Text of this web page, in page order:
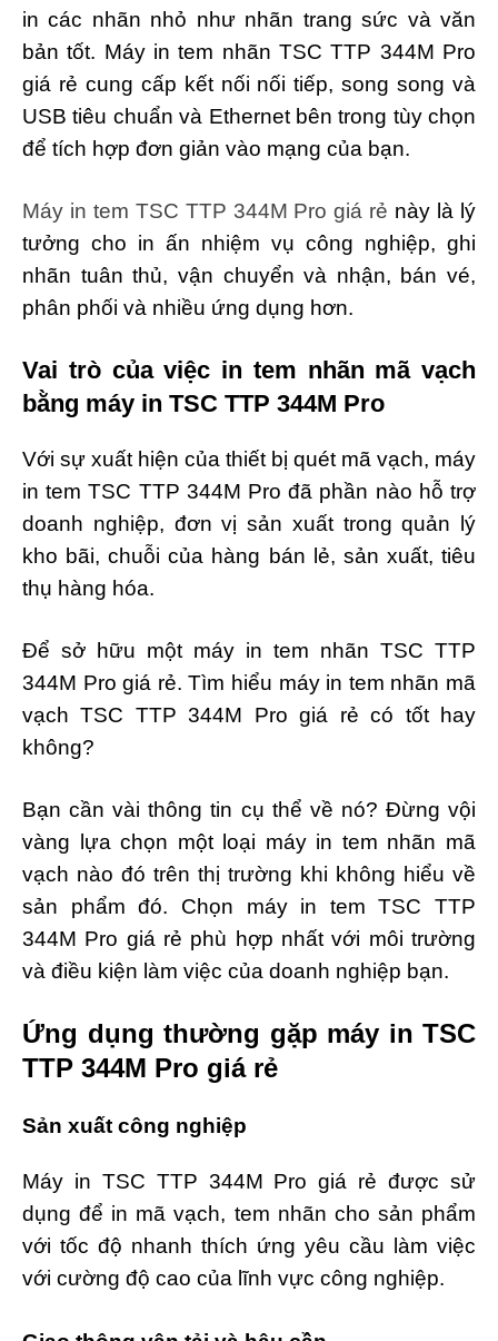
in các nhãn nhỏ như nhãn trang sức và văn
bản tốt. Máy in tem nhãn TSC TTP 344M Pro
giá rẻ cung cấp kết nối nối tiếp, song song và
USB tiêu chuẩn và Ethernet bên trong tùy chọn
để tích hợp đơn giản vào mạng của bạn.
Máy in tem TSC TTP 344M Pro giá rẻ này là lý
tưởng cho in ấn nhiệm vụ công nghiệp, ghi
nhãn tuân thủ, vận chuyển và nhận, bán vé,
phân phối và nhiều ứng dụng hơn.
Vai trò của việc in tem nhãn mã vạch
bằng máy in TSC TTP 344M Pro
Với sự xuất hiện của thiết bị quét mã vạch, máy
in tem TSC TTP 344M Pro đã phần nào hỗ trợ
doanh nghiệp, đơn vị sản xuất trong quản lý
kho bãi, chuỗi của hàng bán lẻ, sản xuất, tiêu
thụ hàng hóa.
Để sở hữu một máy in tem nhãn TSC TTP
344M Pro giá rẻ. Tìm hiểu máy in tem nhãn mã
vạch TSC TTP 344M Pro giá rẻ có tốt hay
không?
Bạn cần vài thông tin cụ thể về nó? Đừng vội
vàng lựa chọn một loại máy in tem nhãn mã
vạch nào đó trên thị trường khi không hiểu về
sản phẩm đó. Chọn máy in tem TSC TTP
344M Pro giá rẻ phù hợp nhất với môi trường
và điều kiện làm việc của doanh nghiệp bạn.
Ứng dụng thường gặp máy in TSC
TTP 344M Pro giá rẻ
Sản xuất công nghiệp
Máy in TSC TTP 344M Pro giá rẻ được sử
dụng để in mã vạch, tem nhãn cho sản phẩm
với tốc độ nhanh thích ứng yêu cầu làm việc
với cường độ cao của lĩnh vực công nghiệp.